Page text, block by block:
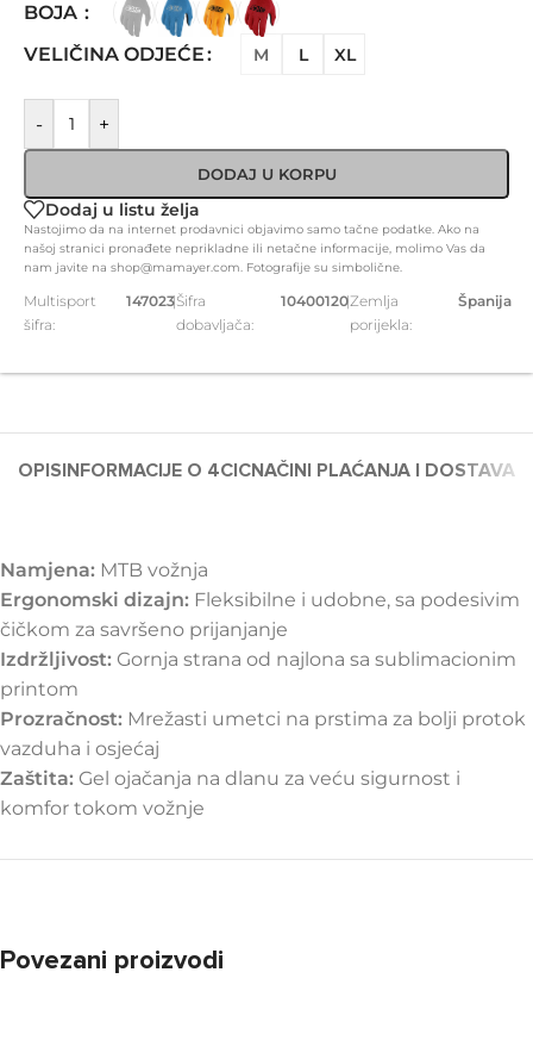
BOJA
VELIČINA ODJEĆE
M L XL
- +
DODAJ U KORPU
Dodaj u listu želja
Nastojimo da na internet prodavnici objavimo samo tačne podatke. Ako na
našoj stranici pronađete neprikladne ili netačne informacije, molimo Vas da
nam javite na shop@mamayer.com. Fotografije su simbolične.
Multisport
šifra:
147023|Šifra
dobavljača:
10400120|Zemlja
porijekla:
Španija
OPISINFORMACIJE O 4CICNAČINI PLAĆANJA I DOSTAVA
Namjena: MTB vožnja
Ergonomski dizajn: Fleksibilne i udobne, sa podesivim
čičkom za savršeno prijanjanje
Izdržljivost: Gornja strana od najlona sa sublimacionim
printom
Prozračnost: Mrežasti umetci na prstima za bolji protok
vazduha i osjećaj
Zaštita: Gel ojačanja na dlanu za veću sigurnost i
komfor tokom vožnje
Povezani proizvodi